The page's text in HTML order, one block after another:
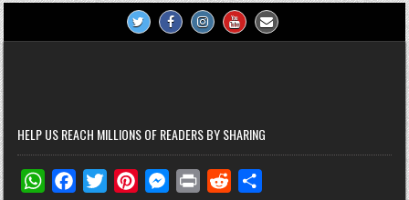
HELP US REACH MILLIONS OF READERS BY SHARING
W
T
M